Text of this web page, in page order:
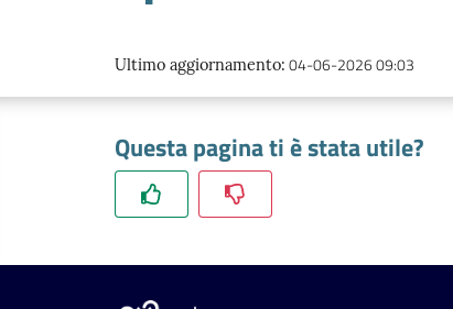
Ultimo aggiornamento: 04-06-2026 09:03
Questa pagina ti è stata utile?